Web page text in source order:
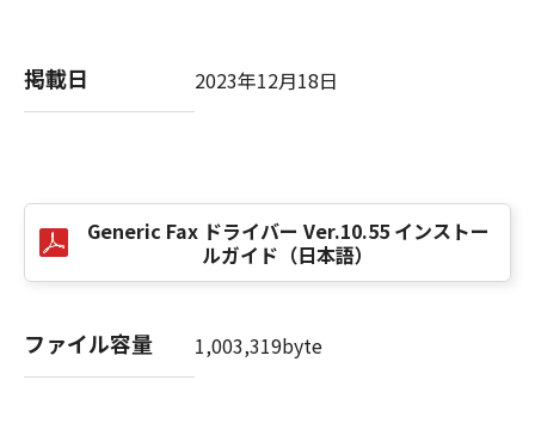
item," as that term is defined at 48 C.F.R.
2.101 (Oct 1995), consisting of "commercial
Consistent with 48 C.F.R. 12.212 and 48 C.F.R.
227.7202-1 through 227.7202-4 (June 1995),
all U.S. Government End Users shall acquire
forth herein. The manufacturer is Canon
Inc./30-2, Shimomaruko 3-chome, Ohta-ku,
Tokyo 146-8501, Japan.
掲載日 2023年12月18日
Generic Fax ドライバー Ver.10.55 インストー
ルガイド（日本語）
ファイル容量 1,003,319byte